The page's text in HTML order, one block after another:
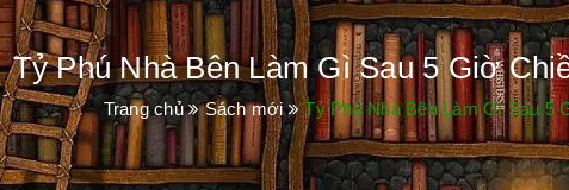
Tỷ Phú Nhà Bên Làm Gì Sau 5 Giờ
Trang chủ Sách mới Tỷ Phú Nhà Bên Làm Gì Sau 5